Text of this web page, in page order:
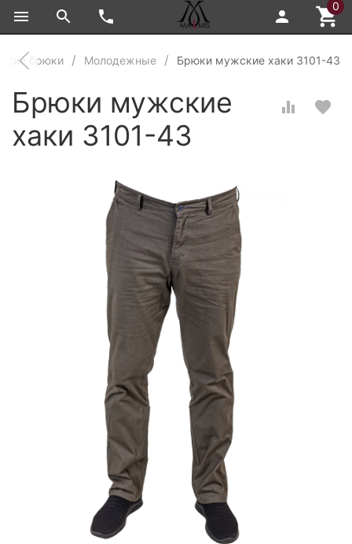
0
брюки Молодежные Брюки мужские хаки 3101-43
Брюки мужские
хаки 3101-43